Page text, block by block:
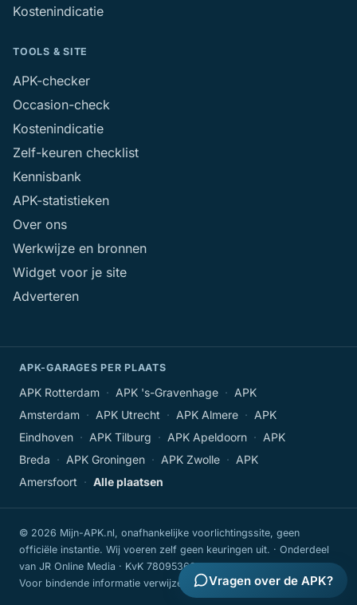
Kostenindicatie
TOOLS & SITE
APK-checker
Occasion-check
Kostenindicatie
Zelf-keuren checklist
Kennisbank
APK-statistieken
Over ons
Werkwijze en bronnen
Widget voor je site
Adverteren
APK-GARAGES PER PLAATS
APK Rotterdam · APK 's-Gravenhage · APK
Amsterdam · APK Utrecht · APK Almere · APK
Eindhoven · APK Tilburg · APK Apeldoorn · APK
Breda · APK Groningen · APK Zwolle · APK
Amersfoort · Alle plaatsen
© 2026 Mijn-APK.nl, onafhankelijke voorlichtingssite, geen
officiële instantie. Wij voeren zelf geen keuringen uit. · Onderdeel
van JR Online Media · KvK 78095360
Voor bindende informatie verwijzen we naar deRDW.Privacy
Vragen over de APK?